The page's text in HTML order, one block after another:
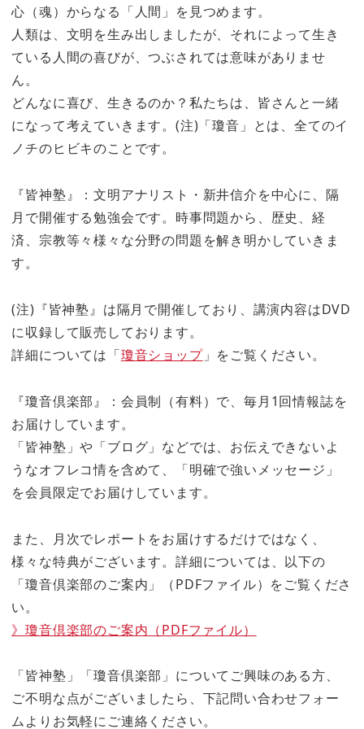
心（魂）からなる「人間」を見つめます。
人類は、文明を生み出しましたが、それによって生き
ている人間の喜びが、つぶされては意味がありませ
ん。
どんなに喜び、生きるのか？私たちは、皆さんと一緒
になって考えていきます。(注)「瓊音」とは、全てのイ
ノチのヒビキのことです。
『皆神塾』：文明アナリスト・新井信介を中心に、隔
月で開催する勉強会です。時事問題から、歴史、経
済、宗教等々様々な分野の問題を解き明かしていきま
す。
(注)『皆神塾』は隔月で開催しており、講演内容はDVD
に収録して販売しております。
詳細については「瓊音ショップ」をご覧ください。
『瓊音倶楽部』：会員制（有料）で、毎月1回情報誌を
お届けしています。
「皆神塾」や「ブログ」などでは、お伝えできないよ
うなオフレコ情を含めて、「明確で強いメッセージ」
を会員限定でお届けしています。
また、月次でレポートをお届けするだけではなく、
様々な特典がございます。詳細については、以下の
「瓊音倶楽部のご案内」（PDFファイル）をご覧くださ
い。
》瓊音倶楽部のご案内（PDFファイル）
「皆神塾」「瓊音倶楽部」についてご興味のある方、
ご不明な点がございましたら、下記問い合わせフォー
ムよりお気軽にご連絡ください。